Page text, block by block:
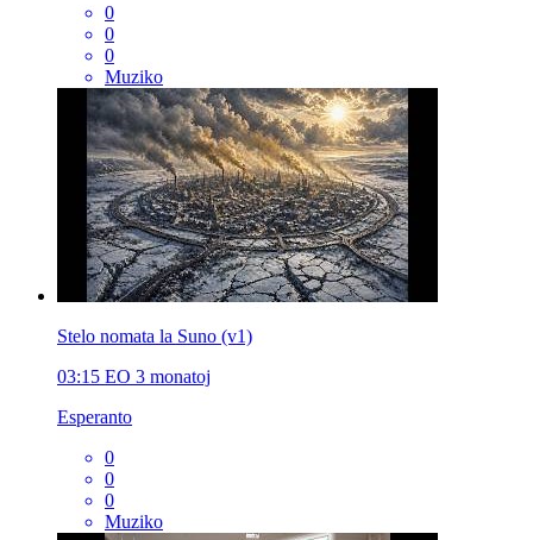
0
0
0
Muziko
Stelo nomata la Suno (v1)
03:15 EO 3 monatoj
Esperanto
0
0
0
Muziko